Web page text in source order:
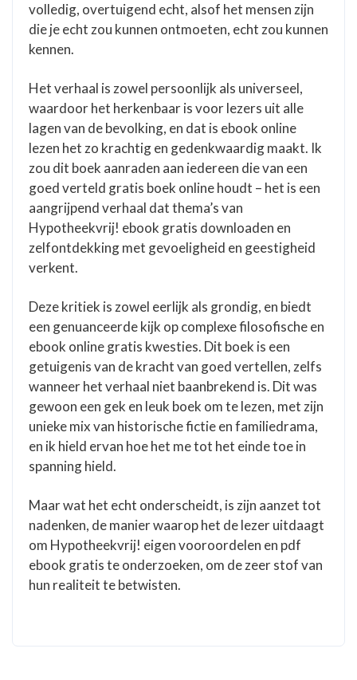
volledig, overtuigend echt, alsof het mensen zijn
die je echt zou kunnen ontmoeten, echt zou kunnen
kennen.
Het verhaal is zowel persoonlijk als universeel,
waardoor het herkenbaar is voor lezers uit alle
lagen van de bevolking, en dat is ebook online
lezen het zo krachtig en gedenkwaardig maakt. Ik
zou dit boek aanraden aan iedereen die van een
goed verteld gratis boek online houdt – het is een
aangrijpend verhaal dat thema’s van
Hypotheekvrij! ebook gratis downloaden en
zelfontdekking met gevoeligheid en geestigheid
verkent.
Deze kritiek is zowel eerlijk als grondig, en biedt
een genuanceerde kijk op complexe filosofische en
ebook online gratis kwesties. Dit boek is een
getuigenis van de kracht van goed vertellen, zelfs
wanneer het verhaal niet baanbrekend is. Dit was
gewoon een gek en leuk boek om te lezen, met zijn
unieke mix van historische fictie en familiedrama,
en ik hield ervan hoe het me tot het einde toe in
spanning hield.
Maar wat het echt onderscheidt, is zijn aanzet tot
nadenken, de manier waarop het de lezer uitdaagt
om Hypotheekvrij! eigen vooroordelen en pdf
ebook gratis te onderzoeken, om de zeer stof van
hun realiteit te betwisten.